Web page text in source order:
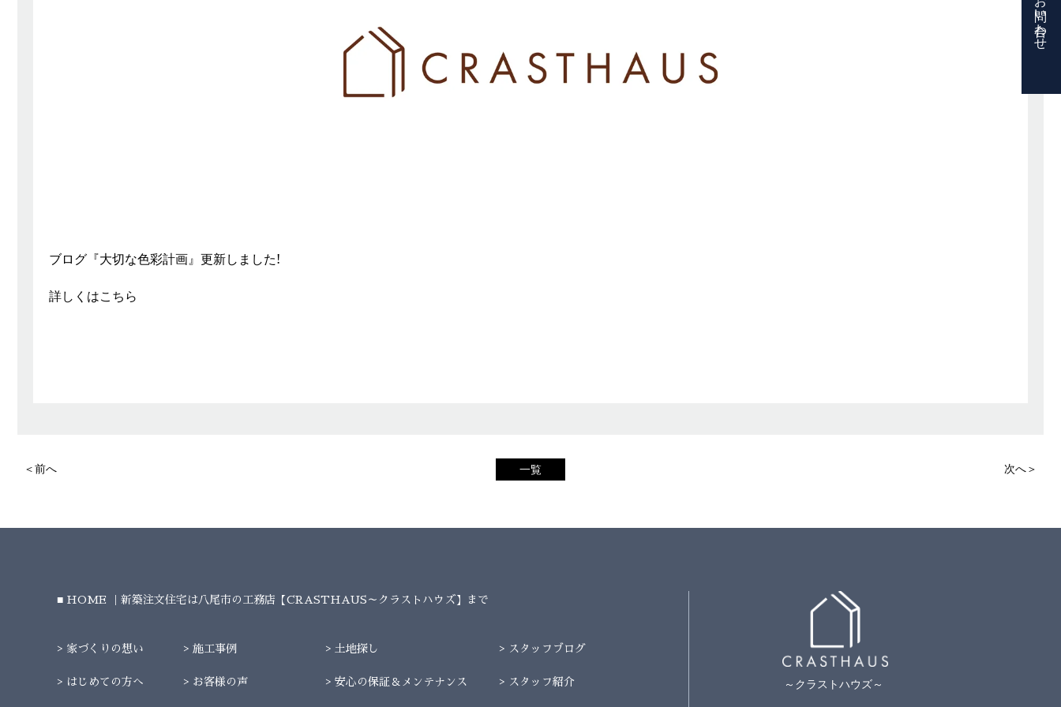
お問い合わせ
ブログ『大切な色彩計画』更新しました!
詳しくはこちら
一覧
＜前へ 次へ＞
HOME ｜新築注文住宅は八尾市の工務店【CRASTHAUS～クラストハウズ】まで
家づくりの想い
はじめての方へ
施工事例
お客様の声
土地探し
安心の保証＆メンテナンス
スタッフブログ
スタッフ紹介 ～クラストハウズ～